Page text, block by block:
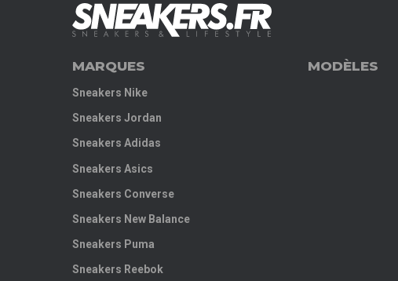
MARQUES
Sneakers Nike
Sneakers Jordan
Sneakers Adidas
Sneakers Asics
Sneakers Converse
Sneakers New Balance
Sneakers Puma
Sneakers Reebok
MODÈLES